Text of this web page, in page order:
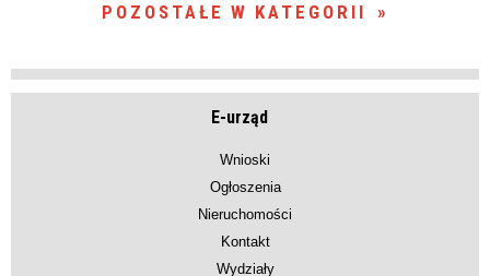
POZOSTAŁE W KATEGORII
E-urząd
Wnioski
Ogłoszenia
Nieruchomości
Kontakt
Wydziały